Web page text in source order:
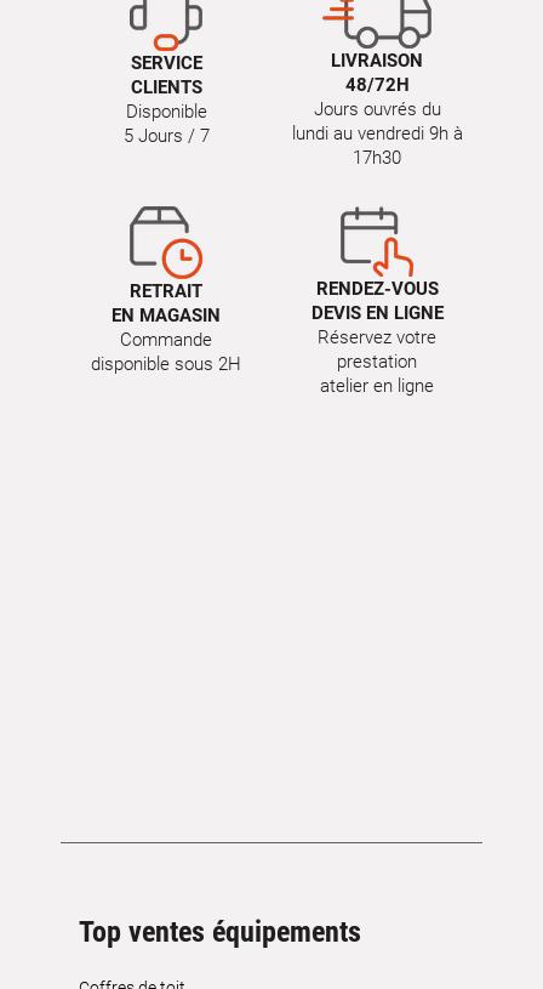
SERVICE
CLIENTS
Disponible
5 Jours / 7
LIVRAISON
48/72H
Jours ouvrés du
lundi au vendredi 9h à
17h30
RETRAIT
EN MAGASIN
Commande
disponible sous 2H
RENDEZ-VOUS
DEVIS EN LIGNE
Réservez votre
prestation
atelier en ligne
Top ventes équipements